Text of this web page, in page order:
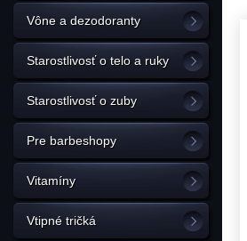
Vône a dezodoranty
Starostlivosť o telo a ruky
Starostlivosť o zuby
Pre barbeshopy
Vitamíny
Vtipné tričká